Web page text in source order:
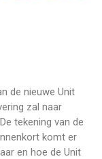
de nieuwe Unit
zal naar
tekening van de
komt er
en hoe de Unit